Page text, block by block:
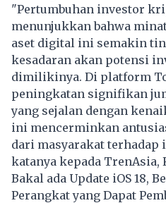
"Pertumbuhan investor
menunjukkan bahwa
aset digital ini semakin
kesadaran akan potensi
dimilikinya. Di platform
peningkatan signifikan
yang sejalan dengan
ini mencerminkan
dari masyarakat terhadap
katanya kepada TrenAsia,
Bakal ada Update iOS 18,
Perangkat yang Dapat